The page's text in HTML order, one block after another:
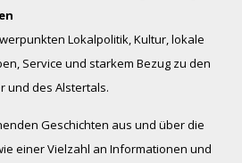
Lokalpolitik, Kultur, lokale
Service und starkem Bezug zu den
und des Alstertals.
Geschichten aus und über die
einer Vielzahl an Informationen und